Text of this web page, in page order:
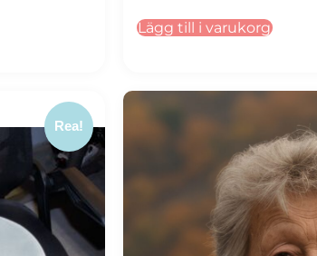
Lägg till i varukorg
Rea!